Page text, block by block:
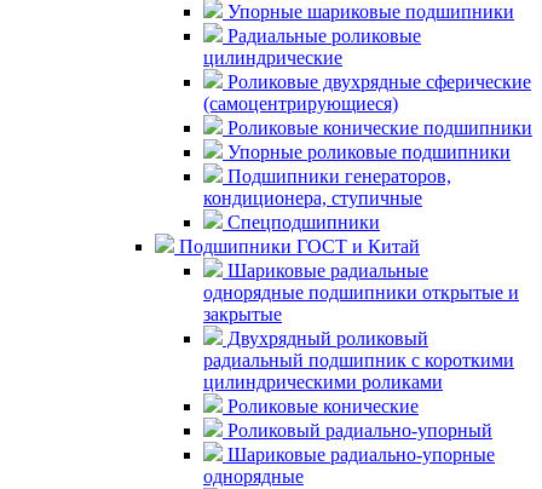
Упорные шариковые подшипники
Радиальные роликовые
цилиндрические
Роликовые двухрядные сферические
(самоцентрирующиеся)
Роликовые конические подшипники
Упорные роликовые подшипники
Подшипники генераторов,
кондиционера, ступичные
Спецподшипники
Подшипники ГОСТ и Китай
Шариковые радиальные
однорядные подшипники открытые и
закрытые
Двухрядный роликовый
радиальный подшипник с короткими
цилиндрическими роликами
Роликовые конические
Роликовый радиально-упорный
Шариковые радиально-упорные
однорядные